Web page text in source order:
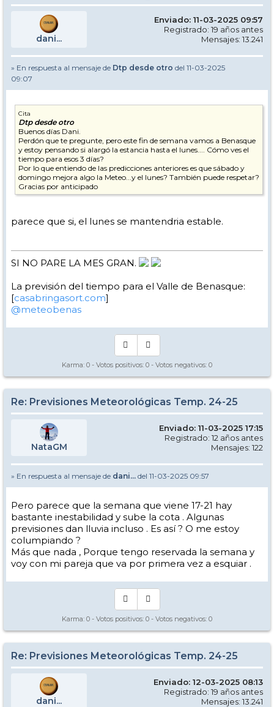
dani...
Enviado: 11-03-2025 09:57
Registrado: 19 años antes
Mensajes: 13.241
» En respuesta al mensaje de Dtp desde otro del 11-03-2025
09:07
Cita
Dtp desde otro
Buenos días Dani.
Perdón que te pregunte, pero este fin de semana vamos a Benasque
y estoy pensando si alargó la estancia hasta el lunes.... Cómo ves el
tiempo para esos 3 días?
Por lo que entiendo de las predicciones anteriores es que sábado y
domingo mejora algo la Meteo...y el lunes? También puede respetar?
Gracias por anticipado
parece que si, el lunes se mantendria estable.
SI NO PARE LA MES GRAN.
La previsión del tiempo para el Valle de Benasque:
[casabringasort.com]
@meteobenas
Karma: 0 - Votos positivos: 0 - Votos negativos: 0
Re: Previsiones Meteorológicas Temp. 24-25
NataGM
Enviado: 11-03-2025 17:15
Registrado: 12 años antes
Mensajes: 122
» En respuesta al mensaje de dani... del 11-03-2025 09:57
Pero parece que la semana que viene 17-21 hay
bastante inestabilidad y sube la cota . Algunas
previsiones dan lluvia incluso . Es así ? O me estoy
columpiando ?
Más que nada , Porque tengo reservada la semana y
voy con mi pareja que va por primera vez a esquiar .
Karma: 0 - Votos positivos: 0 - Votos negativos: 0
Re: Previsiones Meteorológicas Temp. 24-25
dani...
Enviado: 12-03-2025 08:13
Registrado: 19 años antes
Mensajes: 13.241